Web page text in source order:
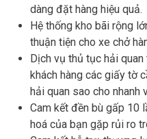
dàng đặt hàng hiệu quả.
Hệ thống kho bãi rộng
thuận tiện cho xe chở
Dịch vụ thủ tục hải
khách hàng các giấy tờ
hải quan sao cho nhanh
Cam kết đền bù gấp 10
hoá của bạn gặp rủi ro